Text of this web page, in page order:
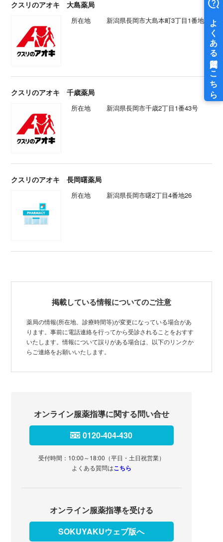
クスリのアオキ 大島薬局
所在地 新潟県長岡市大島本町3丁目1番地57
クスリのアオキ 千歳薬局
所在地 新潟県長岡市千歳2丁目1番43号
クスリのアオキ 長岡曙薬局
所在地 新潟県長岡市曙2丁目4番地26
掲載している情報についてのご注意
薬局の情報(所在地、診療時間等)が変更になっている場合があ
ります。事前に電話連絡を行ってから受診されることをおすす
いたします。情報について誤りがある場合は、以下のリンクか
らご連絡をお願いいたします。
オンライン服薬指導に関する問い合せ
0120-404-430
受付時間：10:00～18:00（平日・土日祝営業）
よくある質問はこちら
オンライン服薬指導を受ける
SOKUYAKUウェブ版へ